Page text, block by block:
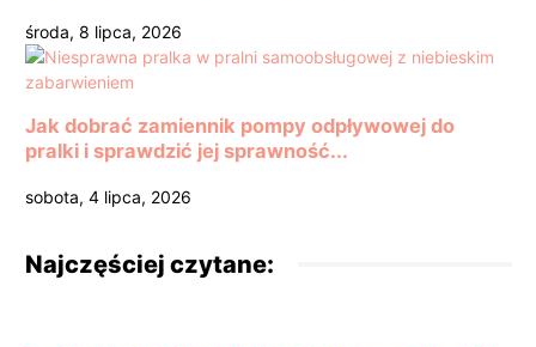
środa, 8 lipca, 2026
Jak dobrać zamiennik pompy odpływowej do
pralki i sprawdzić jej sprawność...
sobota, 4 lipca, 2026
Najczęściej czytane: